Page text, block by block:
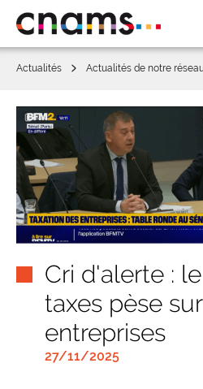
Actualités Actualités de notre
Cri d'alerte :
taxes pèse
entreprises
27/11/2025